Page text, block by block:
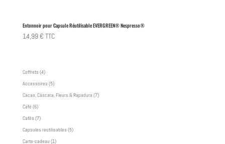
Entonnoir pour Capsule Réutilisable EVERGREEN® Nespresso®
14,99€ TTC
Coffrets 44
produits
Accessoires 55
produits
Cacao, Cáscara, Fleurs & Rapadura 77
Café 66
produits
Cafés 77
produits
Capsules reutilisables 55
Carte-cadeau 11